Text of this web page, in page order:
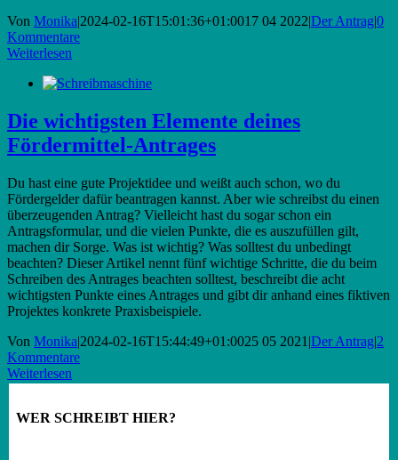
Von Monika|2024-02-16T15:01:36+01:0017 04 2022|Der Antrag|0
Kommentare
Weiterlesen
Die wichtigsten Elemente deines
Fördermittel-Antrages
Du hast eine gute Projektidee und weißt auch schon, wo du
Fördergelder dafür beantragen kannst. Aber wie schreibst du einen
überzeugenden Antrag? Vielleicht hast du sogar schon ein
Antragsformular, und die vielen Punkte, die es auszufüllen gilt,
machen dir Sorge. Was ist wichtig? Was solltest du unbedingt
beachten? Dieser Artikel nennt fünf wichtige Schritte, die du beim
Schreiben des Antrages beachten solltest, beschreibt die acht
wichtigsten Punkte eines Antrages und gibt dir anhand eines fiktiven
Projektes konkrete Praxisbeispiele.
Von Monika|2024-02-16T15:44:49+01:0025 05 2021 |Der Antrag|2
Kommentare
Weiterlesen
WER SCHREIBT HIER?